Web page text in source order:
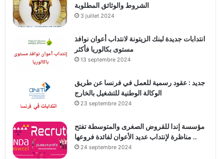
الشروط والوثائق المطلوبة
3 juillet 2024
انتدابات جديدة لبنك الزيتونة لانتداب أعوان نوافذ
مستوى بكالوريا فأكثر
13 septembre 2024
جديد : عقود رسمية للعمل في فرنسا عن طريق
الوكالة الوطنية للتشغيل بالخارج
23 septembre 2024
مؤسسة إندا للقروض الصغرى والمتوسطة تفتح
مناظرة لإنتداب عديد الأعوان لفائدة فروعها ..
24 septembre 2024